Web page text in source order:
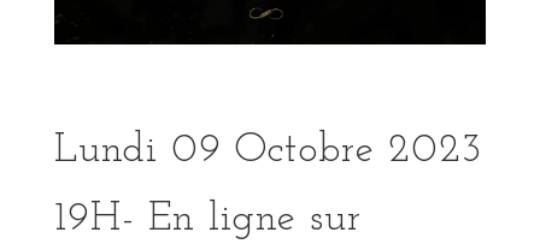
Lundi 09 Octobre 2023
19H- En ligne sur